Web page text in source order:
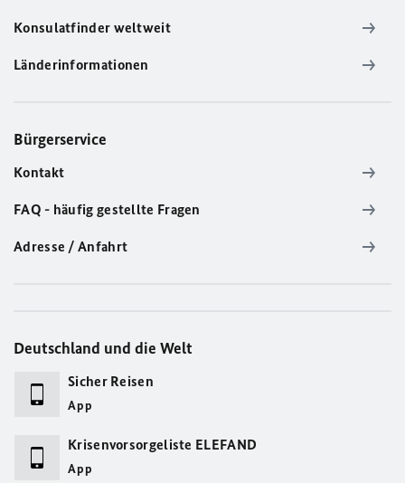
Konsulatfinder weltweit
Länderinformationen
Bürgerservice
Kontakt
FAQ - häufig gestellte Fragen
Adresse / Anfahrt
Deutschland und die Welt
Sicher Reisen
App
Krisenvorsorgeliste ELEFAND
App